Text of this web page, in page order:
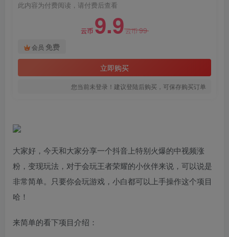
此内容为付费阅读，请付费后查看
云币 9.9云币99
会员 免费
立即购买
您当前未登录！建议登陆后购买，可保存购买订单
大家好，今天和大家分享一个抖音上特别火爆的中视频涨
粉，变现玩法，对于会玩王者荣耀的小伙伴来说，可以说是
非常简单。只要你会玩游戏，小白都可以上手操作这个项目
哈！
来简单的看下项目介绍：